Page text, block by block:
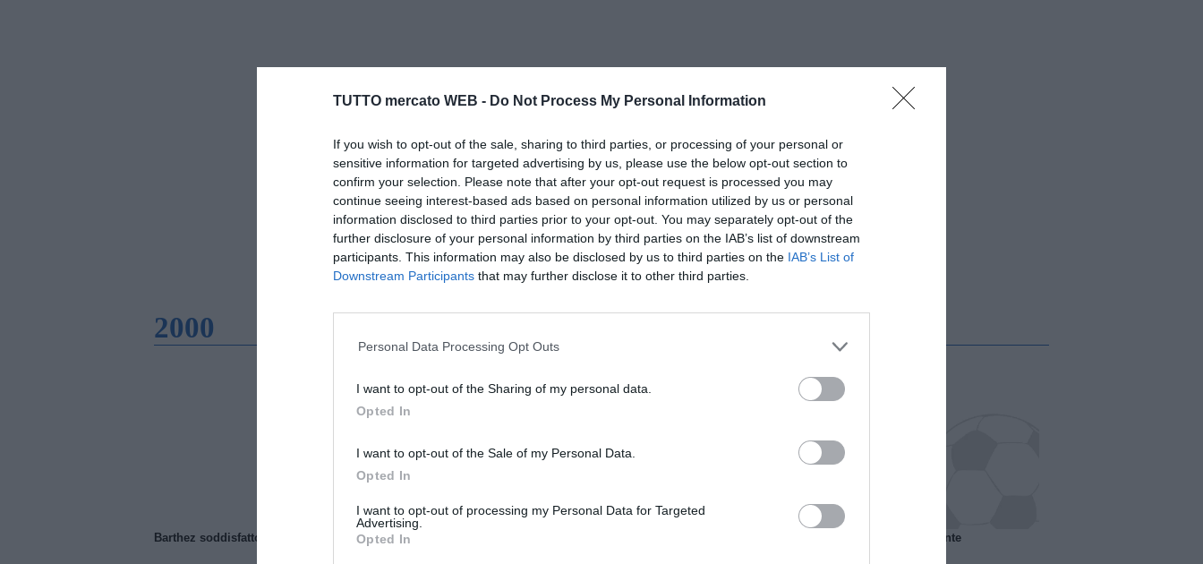
TUTTO mercato WEB - Do Not Process My Personal Information
If you wish to opt-out of the sale, sharing to third parties, or processing of your personal or
sensitive information for targeted advertising by us, please use the below opt-out section to
confirm your selection. Please note that after your opt-out request is processed you may
continue seeing interest-based ads based on personal information utilized by us or personal
information disclosed to third parties prior to your opt-out. You may separately opt-out of the
further disclosure of your personal information by third parties on the IAB’s list of downstream
participants. This information may also be disclosed by us to third parties on the IAB’s List of
Downstream Participants that may further disclose it to other third parties.
Personal Data Processing Opt Outs
I want to opt-out of the Sharing of my personal data.
Opted In
I want to opt-out of the Sale of my Personal Data.
Opted In
I want to opt-out of processing my Personal Data for Targeted
Advertising.
Opted In
2000
Barthez soddisfatto del Manchester United Francia, il Marsiglia senza presidente